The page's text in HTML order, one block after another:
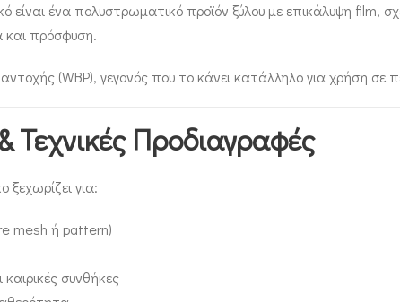
είναι ένα πολυστρωματικό προϊόν ξύλου με επικάλυψη film,
και πρόσφυση.
(WBP), γεγονός που το κάνει κατάλληλο για χρήση σε
Τεχνικές Προδιαγραφές
για:
mesh ή pattern)
συνθήκες